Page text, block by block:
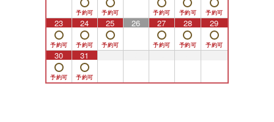
23 24 25 26 27 28 29
30 31